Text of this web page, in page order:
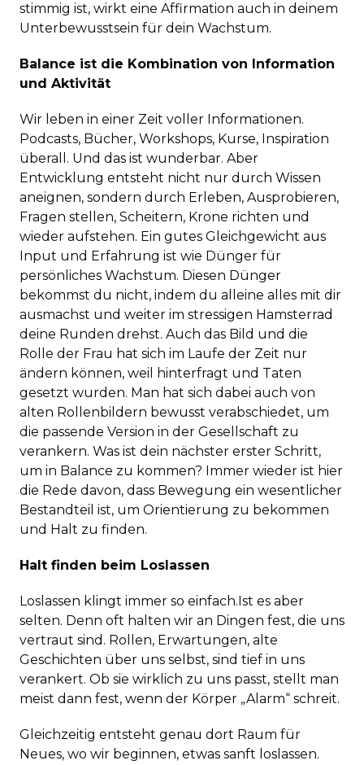
stimmig ist, wirkt eine Affirmation auch in deinem
Unterbewusstsein für dein Wachstum.
Balance ist die Kombination von Information
und Aktivität
Wir leben in einer Zeit voller Informationen.
Podcasts, Bücher, Workshops, Kurse, Inspiration
überall. Und das ist wunderbar. Aber
Entwicklung entsteht nicht nur durch Wissen
aneignen, sondern durch Erleben, Ausprobieren,
Fragen stellen, Scheitern, Krone richten und
wieder aufstehen. Ein gutes Gleichgewicht aus
Input und Erfahrung ist wie Dünger für
persönliches Wachstum. Diesen Dünger
bekommst du nicht, indem du alleine alles mit dir
ausmachst und weiter im stressigen Hamsterrad
deine Runden drehst. Auch das Bild und die
Rolle der Frau hat sich im Laufe der Zeit nur
ändern können, weil hinterfragt und Taten
gesetzt wurden. Man hat sich dabei auch von
alten Rollenbildern bewusst verabschiedet, um
die passende Version in der Gesellschaft zu
verankern. Was ist dein nächster erster Schritt,
um in Balance zu kommen? Immer wieder ist hier
die Rede davon, dass Bewegung ein wesentlicher
Bestandteil ist, um Orientierung zu bekommen
und Halt zu finden.
Halt finden beim Loslassen
Loslassen klingt immer so einfach.Ist es aber
selten. Denn oft halten wir an Dingen fest, die uns
vertraut sind. Rollen, Erwartungen, alte
Geschichten über uns selbst, sind tief in uns
verankert. Ob sie wirklich zu uns passt, stellt man
meist dann fest, wenn der Körper „Alarm“ schreit.
Gleichzeitig entsteht genau dort Raum für
Neues, wo wir beginnen, etwas sanft loslassen.